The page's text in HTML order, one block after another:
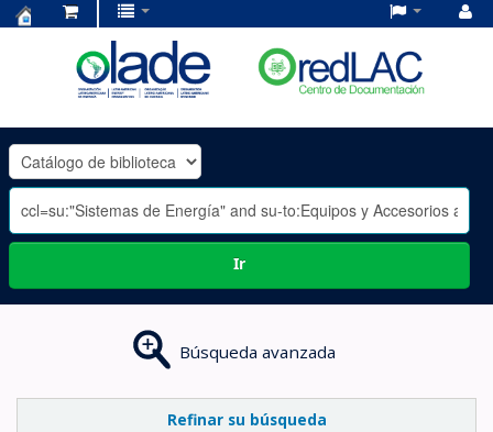
OLADE
-
Ir
Búsqueda avanzada
Refinar su búsqueda